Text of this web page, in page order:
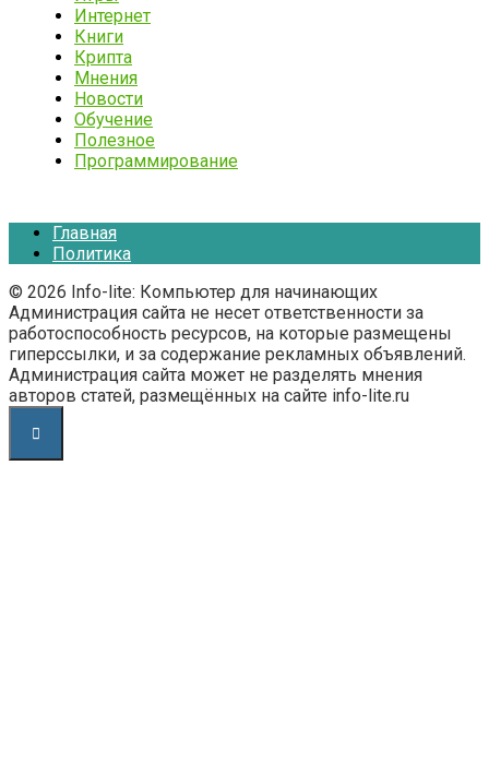
Интернет
Книги
Крипта
Мнения
Новости
Обучение
Полезное
Программирование
Главная
Политика
© 2026 Info-lite: Компьютер для начинающих
Администрация сайта не несет ответственности за
работоспособность ресурсов, на которые размещены
гиперссылки, и за содержание рекламных объявлений.
Администрация сайта может не разделять мнения
авторов статей, размещённых на сайте info-lite.ru